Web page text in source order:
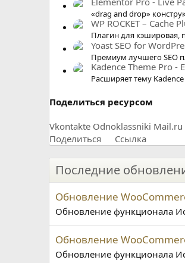
«drag and drop»
WP ROCKET – Cache
Плагин для кэшировая,
Yoast SEO for
Премиум лучшего SEO
Kadence Theme Pro -
Расширяет тему
Поделиться ресурсом
Vkontakte Odnoklassniki Mail.ru
Поделиться
Ссылка
Последние
Обновление
Обновление функционала
Обновление
Обновление функционала